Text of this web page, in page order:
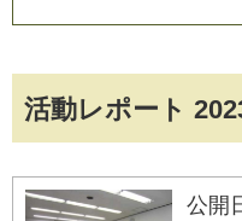
活動レポート
公開